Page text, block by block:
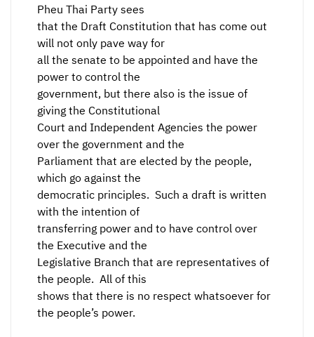
Pheu Thai Party sees
that the Draft Constitution that has come out
will not only pave way for
all the senate to be appointed and have the
power to control the
government, but there also is the issue of
giving the Constitutional
Court and Independent Agencies the power
over the government and the
Parliament that are elected by the people,
which go against the
democratic principles. Such a draft is written
with the intention of
transferring power and to have control over
the Executive and the
Legislative Branch that are representatives of
the people. All of this
shows that there is no respect whatsoever for
the people’s power.